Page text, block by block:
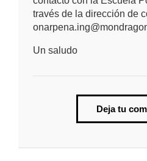
través de la dirección de
Un saludo
Deja tu